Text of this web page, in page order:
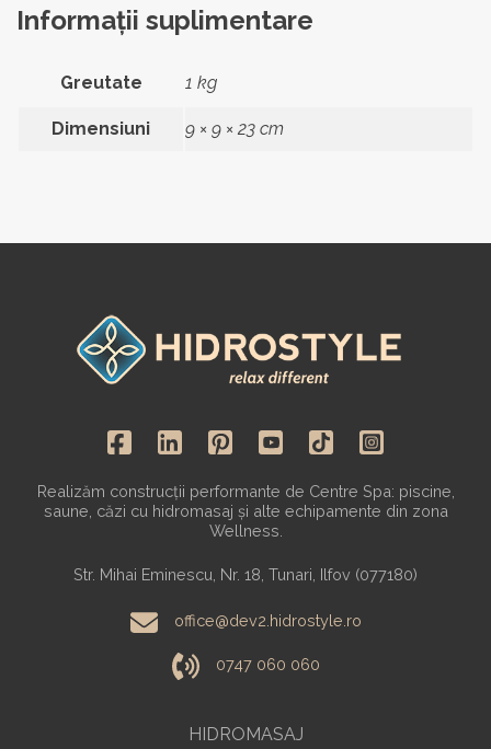
Informații suplimentare
Greutate 1 kg
Dimensiuni 9 × 9 × 23 cm
HIDROMASAJ
Realizăm construcții performante de Centre Spa: piscine,
saune, căzi cu hidromasaj și alte echipamente din zona
Wellness.
Str. Mihai Eminescu, Nr. 18, Tunari, Ilfov (077180)
office@dev2.hidrostyle.ro
0747 060 060